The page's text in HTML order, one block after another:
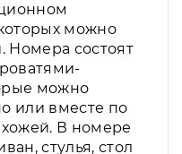
можно
Номера состоят
можно
или вместе по
В номере
стулья, стол